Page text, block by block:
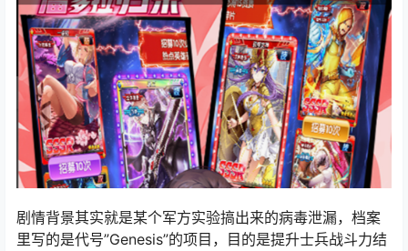
剧情背景其实就是某个军方实验搞出来的病毒泄漏，档案
里写的是代号”Genesis”的项目，目的是提升士兵战斗力结